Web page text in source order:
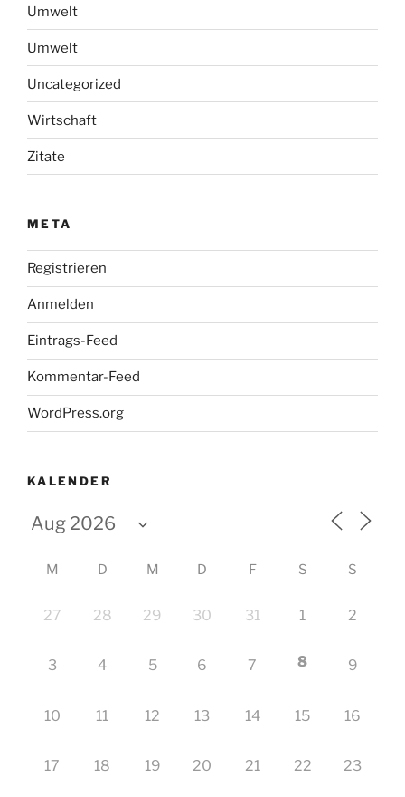
Umwelt
Umwelt
Uncategorized
Wirtschaft
Zitate
META
Registrieren
Anmelden
Eintrags-Feed
Kommentar-Feed
WordPress.org
KALENDER
M D M D F S S
27 28 29 30 31 1 2
3 4 5 6 7 8 9
10 11 12 13 14 15 16
17 18 19 20 21 22 23